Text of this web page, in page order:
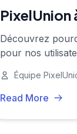
PixelUnion
Découvrez
pour nos
Équipe
Read More